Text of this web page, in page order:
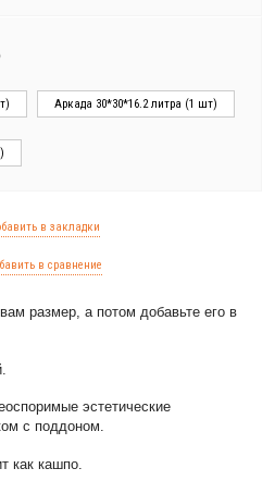
Аркада 30*30*16.2 литра (1 шт)
в закладки
в сравнение
размер, а потом добавьте его в
эстетические
с поддоном.
как кашпо.